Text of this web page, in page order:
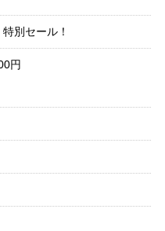
特別セール！
円